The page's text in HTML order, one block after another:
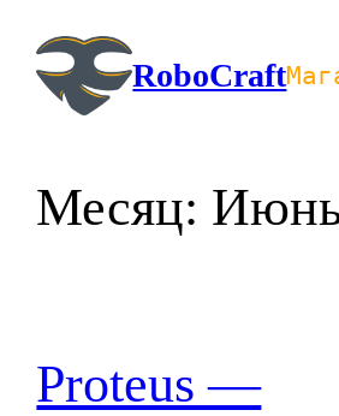
содержимомуRoboCraft
Месяц:
Proteus —